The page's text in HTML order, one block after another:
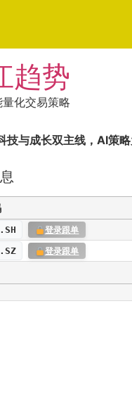
趋势
量化交易策略
技与成长双主线，AI策
登录跟单
登录跟单